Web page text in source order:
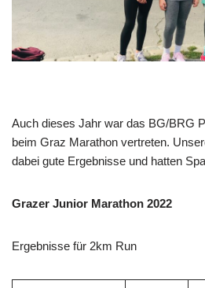
Auch dieses Jahr war das BG/BRG
beim Graz Marathon vertreten.
dabei gute Ergebnisse und hatten
Grazer Junior Marathon 2022
Ergebnisse für 2km Run